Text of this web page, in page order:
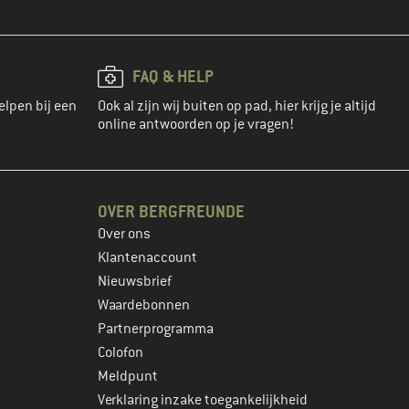
bij een
FAQ & HELP
Ook al zijn wij buiten op pad, hier krijg je altijd
online antwoorden op je vragen!
OVER BERGFREUNDE
Over ons
Klantenaccount
Nieuwsbrief
Waardebonnen
Partnerprogramma
Colofon
Meldpunt
Verklaring inzake toegankelijkheid